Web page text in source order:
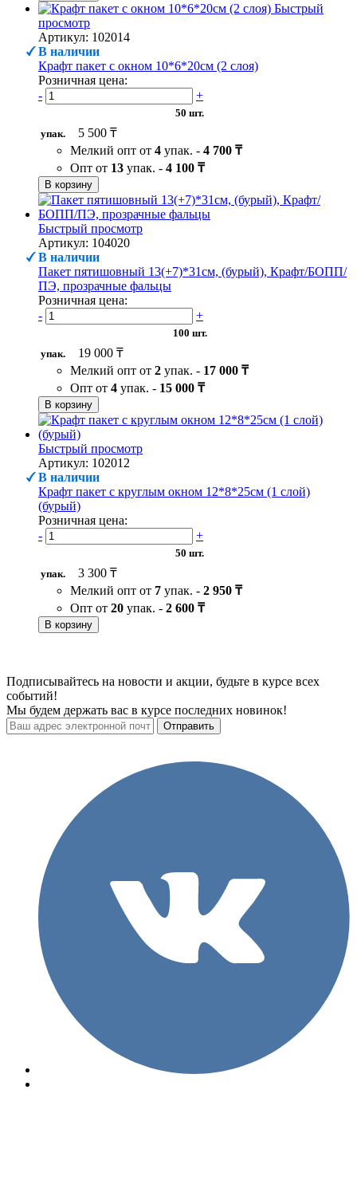
Быстрый
просмотр
Артикул: 102014
В наличии
Крафт пакет с окном 10*6*20см (2 слоя)
Розничная цена:
-
+
50 шт.
упак.
5 500 ₸
Мелкий опт от 4 упак. - 4 700 ₸
Опт от 13 упак. - 4 100 ₸
В корзину
Быстрый просмотр
Артикул: 104020
В наличии
Пакет пятишовный 13(+7)*31см, (бурый), Крафт/БОПП/
ПЭ, прозрачные фальцы
Розничная цена:
-
+
100 шт.
упак.
19 000 ₸
Мелкий опт от 2 упак. - 17 000 ₸
Опт от 4 упак. - 15 000 ₸
В корзину
Быстрый просмотр
Артикул: 102012
В наличии
Крафт пакет с круглым окном 12*8*25см (1 слой)
(бурый)
Розничная цена:
-
+
50 шт.
упак.
3 300 ₸
Мелкий опт от 7 упак. - 2 950 ₸
Опт от 20 упак. - 2 600 ₸
В корзину
Подписывайтесь на новости и акции, будьте в курсе всех
событий!
Мы будем держать вас в курсе последних новинок!